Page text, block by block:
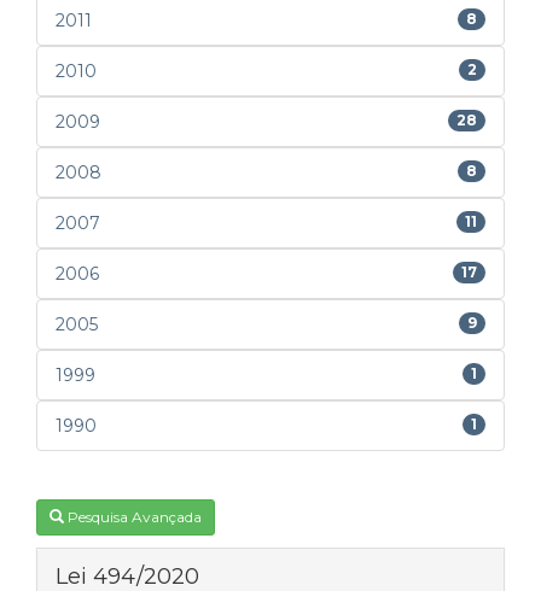
2011 8
2010 2
2009 28
2008 8
2007 11
2006 17
2005 9
1999 1
1990 1
Pesquisa Avançada
Lei 494/2020